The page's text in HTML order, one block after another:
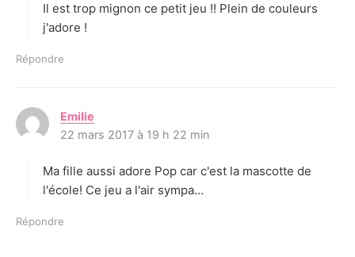
:
Il est trop mignon ce petit jeu !! Plein de couleurs
j'adore !
Répondre
Emilie
i
:
22 mars 2017 à 19 h 22 min
Ma fille aussi adore Pop car c'est la mascotte de
l'école! Ce jeu a l'air sympa…
Répondre